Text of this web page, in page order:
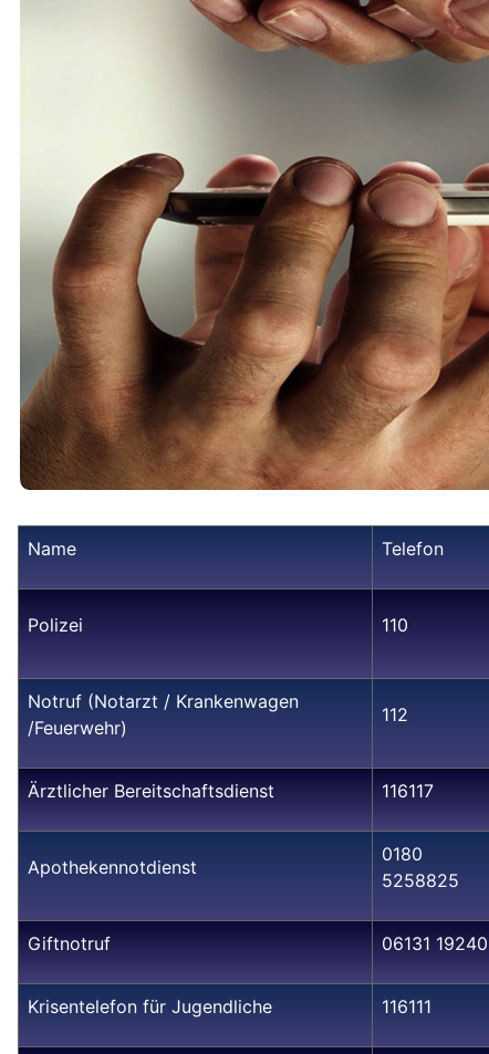
Name Telefon
Polizei 110
Notruf (Notarzt / Krankenwagen
/Feuerwehr)
112
Ärztlicher Bereitschaftsdienst 116117
Apothekennotdienst
0180
5258825
Giftnotruf 06131 19240
Krisentelefon für Jugendliche 116111